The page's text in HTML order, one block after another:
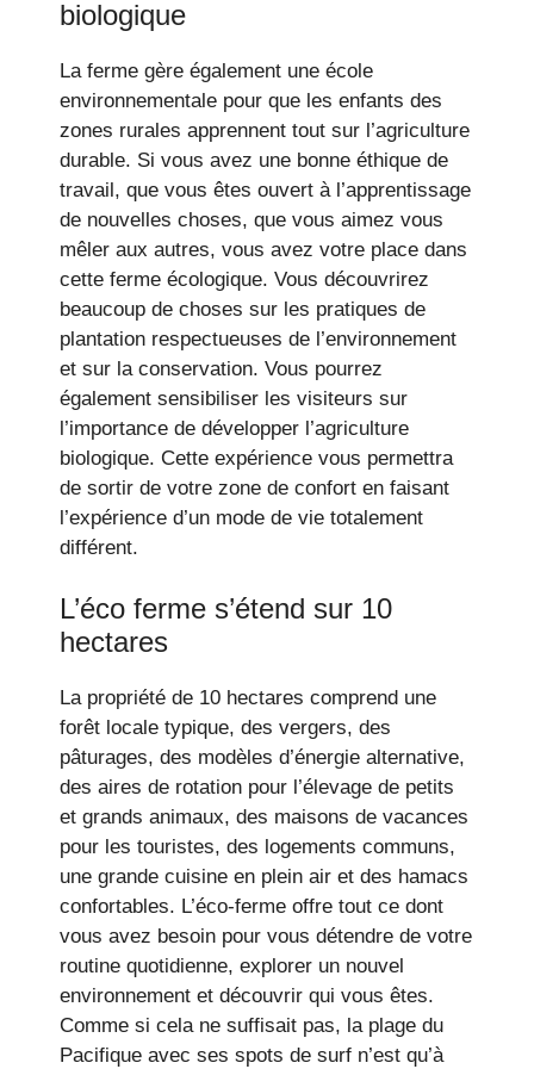
biologique
La ferme gère également une école
environnementale pour que les enfants des
zones rurales apprennent tout sur l’agriculture
durable. Si vous avez une bonne éthique de
travail, que vous êtes ouvert à l’apprentissage
de nouvelles choses, que vous aimez vous
mêler aux autres, vous avez votre place dans
cette ferme écologique. Vous découvrirez
beaucoup de choses sur les pratiques de
plantation respectueuses de l’environnement
et sur la conservation. Vous pourrez
également sensibiliser les visiteurs sur
l’importance de développer l’agriculture
biologique. Cette expérience vous permettra
de sortir de votre zone de confort en faisant
l’expérience d’un mode de vie totalement
différent.
L’éco ferme s’étend sur 10
hectares
La propriété de 10 hectares comprend une
forêt locale typique, des vergers, des
pâturages, des modèles d’énergie alternative,
des aires de rotation pour l’élevage de petits
et grands animaux, des maisons de vacances
pour les touristes, des logements communs,
une grande cuisine en plein air et des hamacs
confortables. L’éco-ferme offre tout ce dont
vous avez besoin pour vous détendre de votre
routine quotidienne, explorer un nouvel
environnement et découvrir qui vous êtes.
Comme si cela ne suffisait pas, la plage du
Pacifique avec ses spots de surf n’est qu’à